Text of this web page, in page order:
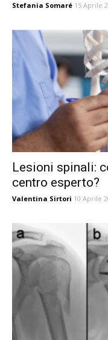
Stefania Somaré 15 Aprile
Lesioni spinali:
centro esperto?
Valentina Sirtori 10 Aprile